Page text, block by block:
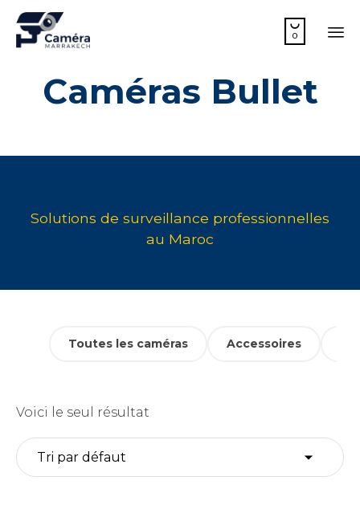

0
Caméras Bullet
Toutes les caméras Accessoires
Voici le seul résultat